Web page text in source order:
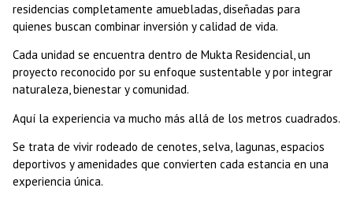
residencias completamente amuebladas, diseñadas para
quienes buscan combinar inversión y calidad de vida.
Cada unidad se encuentra dentro de Mukta Residencial, un
proyecto reconocido por su enfoque sustentable y por integrar
naturaleza, bienestar y comunidad.
Aquí la experiencia va mucho más allá de los metros cuadrados.
Se trata de vivir rodeado de cenotes, selva, lagunas, espacios
deportivos y amenidades que convierten cada estancia en una
experiencia única.